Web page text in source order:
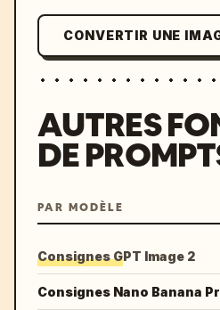
CONVERTIR UNE
AUTRES
DE
PAR MODÈLE
Consignes GPT Image 2
Consignes Nano Banana